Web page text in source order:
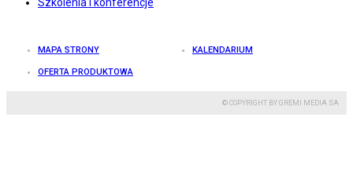
MAPA STRONY KALENDARIUM
OFERTA PRODUKTOWA
© COPYRIGHT BY GREMI MEDIA SA